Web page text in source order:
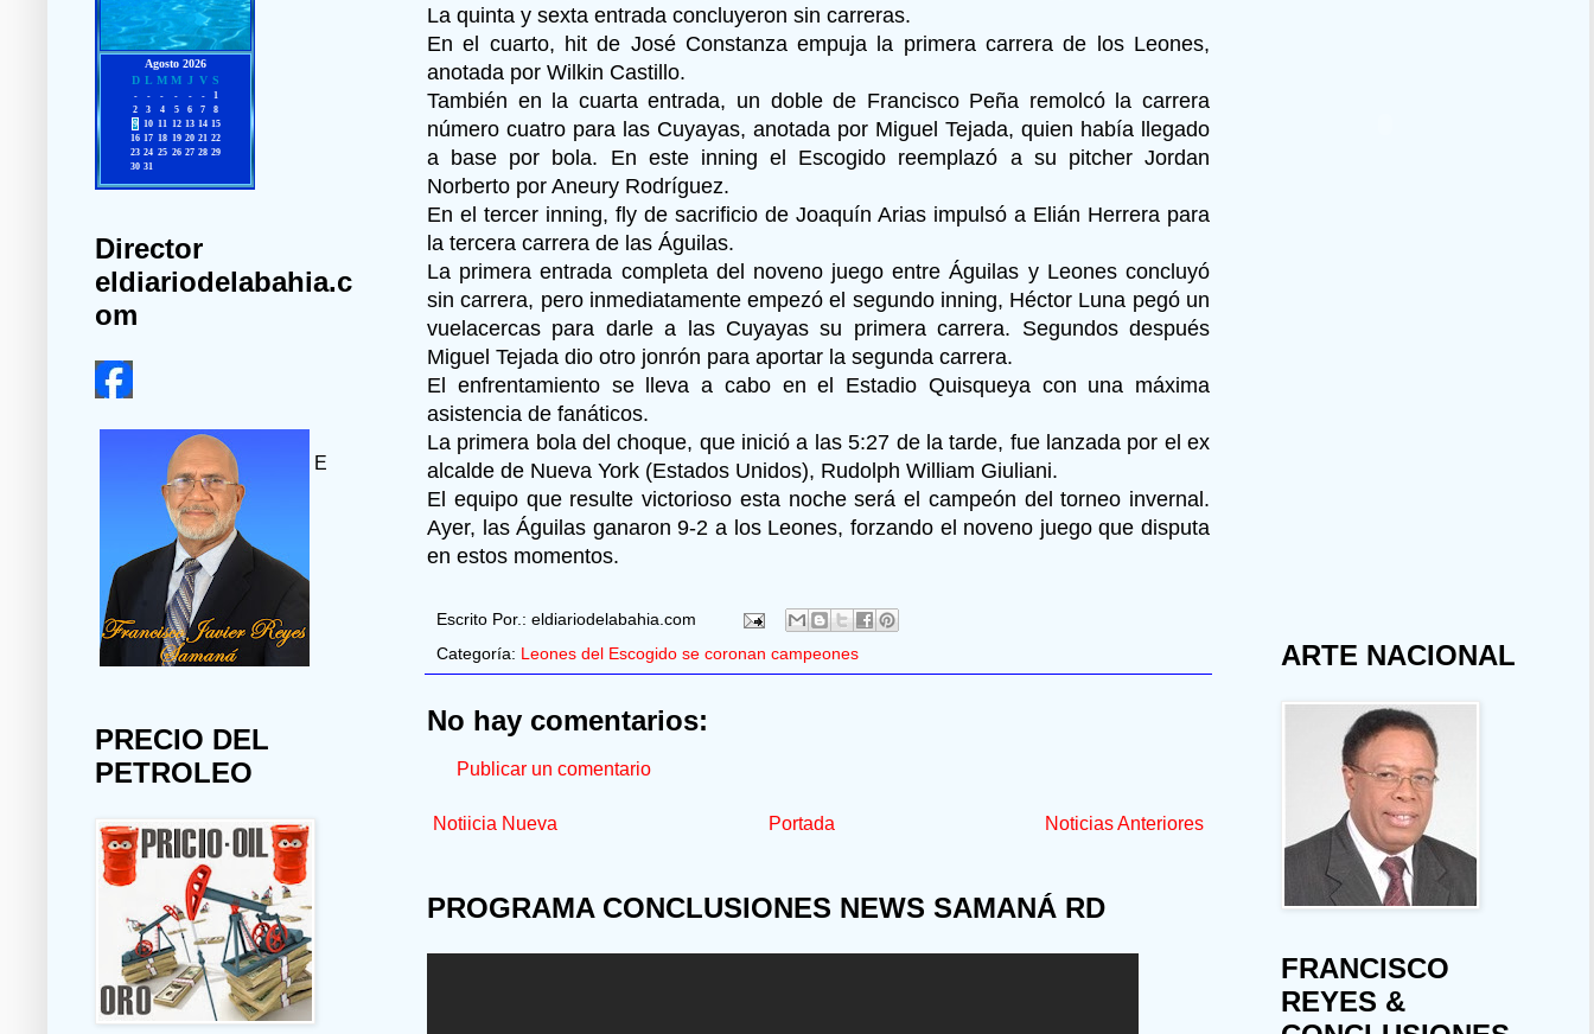
La quinta y sexta entrada concluyeron sin carreras.
En el cuarto, hit de José Constanza empuja la primera carrera de los Leones,
anotada por Wilkin Castillo.
También en la cuarta entrada, un doble de Francisco Peña remolcó la carrera
número cuatro para las Cuyayas, anotada por Miguel Tejada, quien había llegado
a base por bola. En este inning el Escogido reemplazó a su pitcher Jordan
Norberto por Aneury Rodríguez.
En el tercer inning, fly de sacrificio de Joaquín Arias impulsó a Elián Herrera para
la tercera carrera de las Águilas.
La primera entrada completa del noveno juego entre Águilas y Leones concluyó
sin carrera, pero inmediatamente empezó el segundo inning, Héctor Luna pegó un
vuelacercas para darle a las Cuyayas su primera carrera. Segundos después
Miguel Tejada dio otro jonrón para aportar la segunda carrera.
El enfrentamiento se lleva a cabo en el Estadio Quisqueya con una máxima
asistencia de fanáticos.
La primera bola del choque, que inició a las 5:27 de la tarde, fue lanzada por el ex
alcalde de Nueva York (Estados Unidos), Rudolph William Giuliani.
El equipo que resulte victorioso esta noche será el campeón del torneo invernal.
Ayer, las Águilas ganaron 9-2 a los Leones, forzando el noveno juego que disputa
en estos momentos.
Escrito Por.: eldiariodelabahia.com
Categoría: Leones del Escogido se coronan campeones
No hay comentarios:
Publicar un comentario
Notiicia Nueva Noticias Anteriores
Portada
PROGRAMA CONCLUSIONES NEWS SAMANÁ RD
Director
eldiariodelabahia.c
om
E
PRECIO DEL
PETROLEO
ARTE NACIONAL
FRANCISCO
REYES &